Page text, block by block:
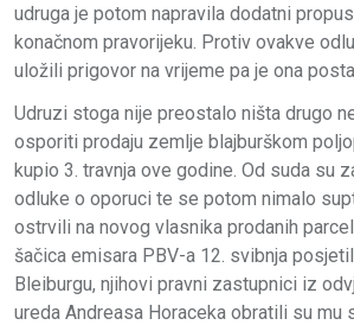
udruga je potom napravila dodatni
konačnom pravorijeku. Protiv ovakve
uložili prigovor na vrijeme pa je ona
Udruzi stoga nije preostalo ništa drugo
osporiti prodaju zemlje blajburškom
kupio 3. travnja ove godine. Od suda su
odluke o oporuci te se potom nimalo
ostrvili na novog vlasnika prodanih
šačica emisara PBV-a 12. svibnja
Bleiburgu, njihovi pravni zastupnici iz
ureda Andreasa Horaceka obratili su mu